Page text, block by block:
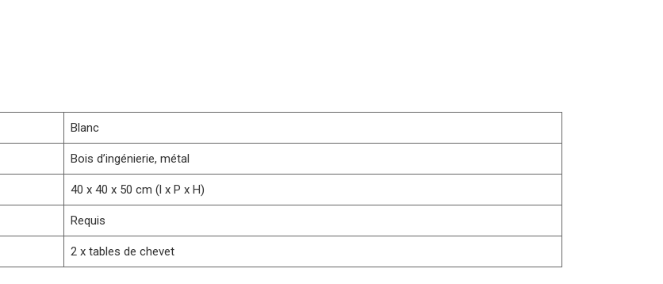
Blanc
Bois d’ingénierie, métal
40 x 40 x 50 cm (l x P x H)
Requis
2 x tables de chevet